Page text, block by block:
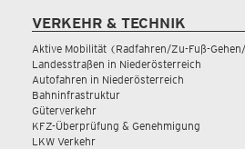
VERKEHR & TECHNIK
Aktive Mobilität (Radfahren/Zu-Fuß-
Landesstraßen in Niederösterreich
Autofahren in Niederösterreich
Bahninfrastruktur
Güterverkehr
KFZ-Überprüfung & Genehmigung
LKW Verkehr